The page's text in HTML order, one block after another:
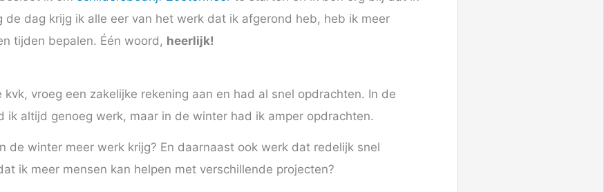
de dag krijg ik alle eer van het werk dat ik afgerond heb, heb ik meer
tijden bepalen. Één woord, heerlijk!
vroeg een zakelijke rekening aan en had al snel opdrachten. In de
ik altijd genoeg werk, maar in de winter had ik amper opdrachten.
de winter meer werk krijg? En daarnaast ook werk dat redelijk snel
ik meer mensen kan helpen met verschillende projecten?